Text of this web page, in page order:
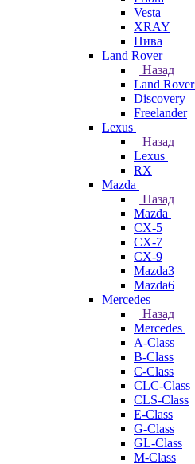
Vesta
XRAY
Нива
Land Rover
Назад
Land Rover
Discovery
Freelander
Lexus
Назад
Lexus
RX
Mazda
Назад
Mazda
CX-5
CX-7
CX-9
Mazda3
Mazda6
Mercedes
Назад
Mercedes
A-Class
B-Class
C-Class
CLC-Class
CLS-Class
E-Class
G-Class
GL-Class
M-Class